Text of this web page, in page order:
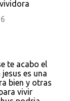
te acabo el
es una
bien y otras
vivir